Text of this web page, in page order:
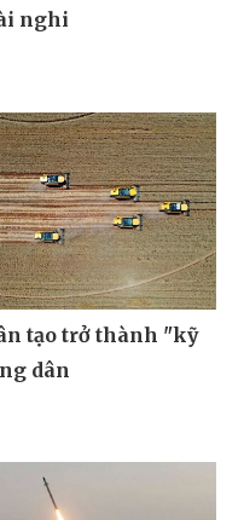
nghi
tạo trở thành "kỹ
dân